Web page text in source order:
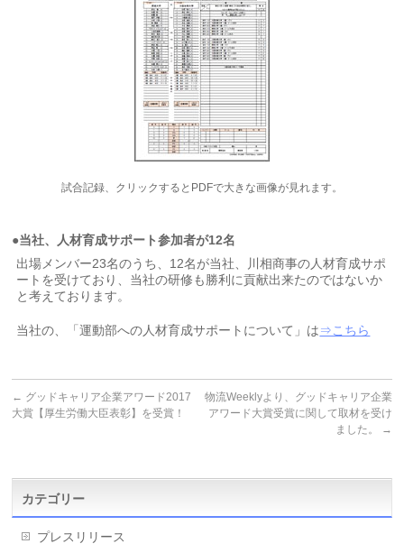
試合記録、クリックするとPDFで大きな画像が見れます。
●当社、人材育成サポート参加者が12名
出場メンバー23名のうち、12名が当社、川相商事の人材育成サポ
ートを受けており、当社の研修も勝利に貢献出来たのではないか
と考えております。
当社の、「運動部への人材育成サポートについて」は⇒こちら
← グッドキャリア企業アワード2017
大賞【厚生労働大臣表彰】を受賞！
物流Weeklyより、グッドキャリア企業
アワード大賞受賞に関して取材を受け
ました。
→
カテゴリー
プレスリリース